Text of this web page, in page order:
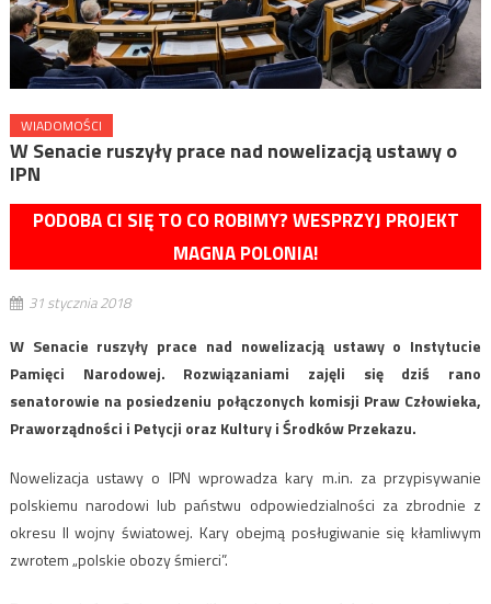
WIADOMOŚCI
W Senacie ruszyły prace nad nowelizacją ustawy o
IPN
PODOBA CI SIĘ TO CO ROBIMY? WESPRZYJ PROJEKT
MAGNA POLONIA!
31 stycznia 2018
W Senacie ruszyły prace nad nowelizacją ustawy o Instytucie
Pamięci Narodowej. Rozwiązaniami zajęli się dziś rano
senatorowie na posiedzeniu połączonych komisji Praw Człowieka,
Praworządności i Petycji oraz Kultury i Środków Przekazu.
Nowelizacja ustawy o IPN wprowadza kary m.in. za przypisywanie
polskiemu narodowi lub państwu odpowiedzialności za zbrodnie z
okresu II wojny światowej. Kary obejmą posługiwanie się kłamliwym
zwrotem „polskie obozy śmierci”.